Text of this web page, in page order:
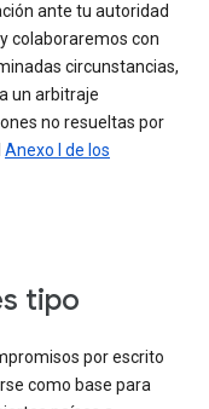
ante tu autoridad
colaboraremos con
circunstancias,
un arbitraje
no resueltas por
Anexo I de los
tipo
por escrito
como base para